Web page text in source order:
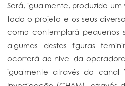
Será, igualmente, produzido
todo o projeto e os seus
como contemplará pequenos
algumas destas figuras
ocorrerá ao nível da
igualmente através do canal